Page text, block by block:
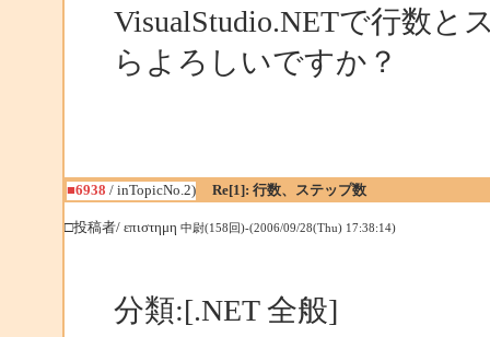
VisualStudio.NETで行数
らよろしいですか？
■6938 / inTopicNo.2) Re[1]: 行数、ステップ数
□投稿者/ επιστημη 中尉(158回)-(2006/09/28(Thu) 17:38:14)
分類:[.NET 全般]